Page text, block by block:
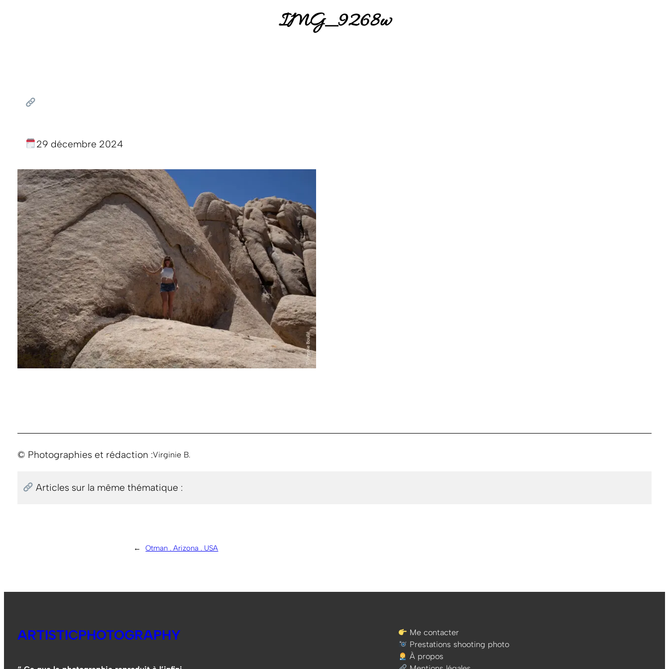
IMG_9268w
29 décembre 2024
© Photographies et rédaction :Virginie B.
Articles sur la même thématique :
← Otman . Arizona . USA
ARTISTICPHOTOGRAPHY
Me contacter
Prestations shooting photo
À propos